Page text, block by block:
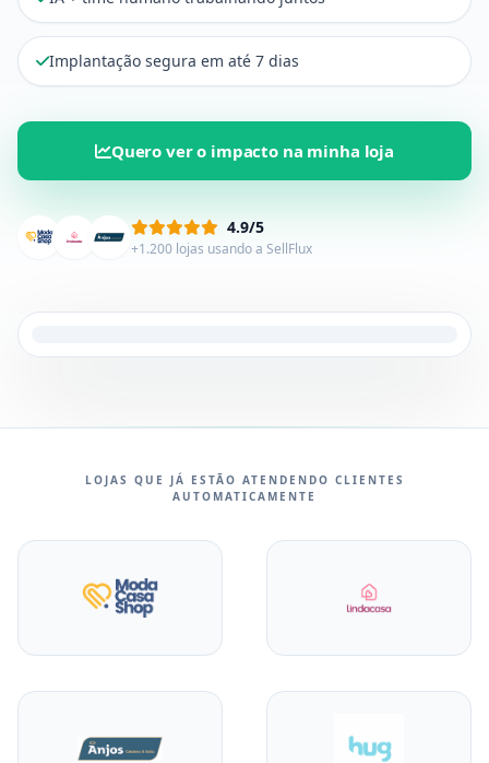
Implantação segura em até 7 dias
Quero ver o impacto na minha loja
4.9/5
+1.200 lojas usando a SellFlux
LOJAS QUE JÁ ESTÃO ATENDENDO CLIENTES
AUTOMATICAMENTE